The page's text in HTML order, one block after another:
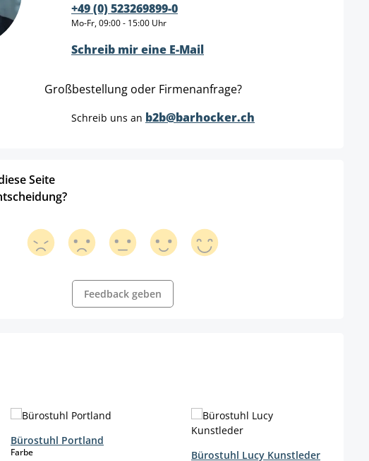
+49 (0) 523269899-0
Mo-Fr, 09:00 - 15:00 Uhr
Schreib mir eine E-Mail
Großbestellung oder Firmenanfrage?
Schreib uns an b2b@barhocker.ch
Seite
Feedback geben
Bürostuhl Portland
Farbeauswählen Bürostuhl Lucy Kunstleder